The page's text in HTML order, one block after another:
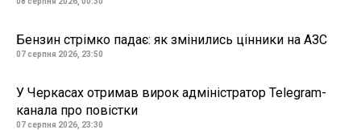
Бензин стрімко падає: як змінились цінники на АЗС
07 серпня 2026, 23:50
У Черкасах отримав вирок адміністратор Telegram-
канала про повістки
07 серпня 2026, 23:30